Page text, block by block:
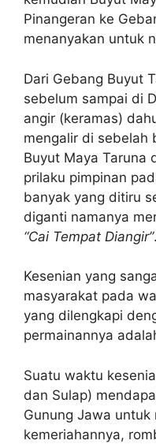
Pinangeran ke
menanyakan untuk
Dari Gebang Buyut
sebelum sampai di
angir (keramas)
mengalir di sebelah
Buyut Maya Taruna
prilaku pimpinan
banyak yang ditiru
diganti namanya
“Cai Tempat Diangir”.
Kesenian yang
masyarakat pada
yang dilengkapi
permainannya
Suatu waktu
dan Sulap)
Gunung Jawa untuk
kemeriahannya,